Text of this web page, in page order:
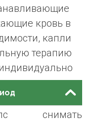
кровь в
капли
терапию
снимать